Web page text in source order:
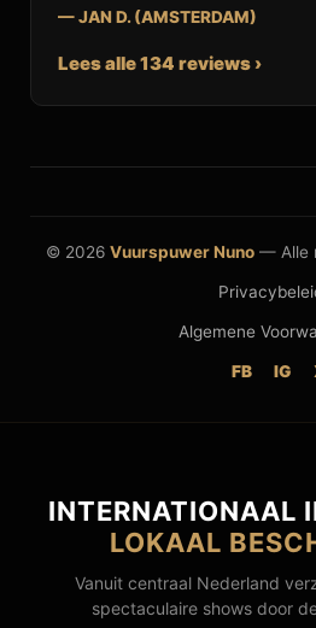
— JAN D. (AMSTERDAM)
Lees alle 134 reviews ›
© 2026 Vuurspuwer Nuno— Alle
Algemene
FB IG
INTERNATIONAAL
LOKAAL
Vanuit centraal Nederland
spectaculaire shows door